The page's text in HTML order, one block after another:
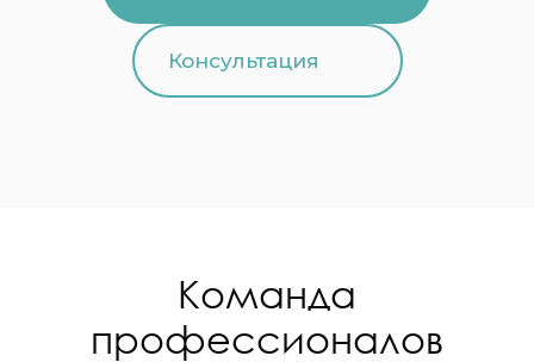
Консультация
Команда
профессионалов